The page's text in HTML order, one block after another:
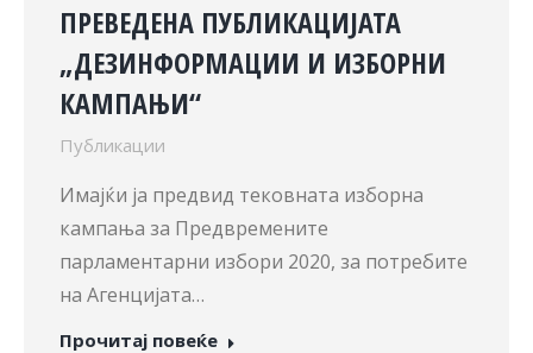
ПРЕВЕДЕНА ПУБЛИКАЦИЈАТА
„ДЕЗИНФОРМАЦИИ И ИЗБОРНИ
КАМПАЊИ“
Публикации
Имајќи ја предвид тековната изборна
кампања за Предвремените
парламентарни избори 2020, за потребите
на Агенцијата…
Прочитај повеќе